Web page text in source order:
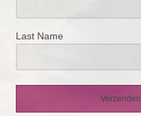
Last Name
Verzenden